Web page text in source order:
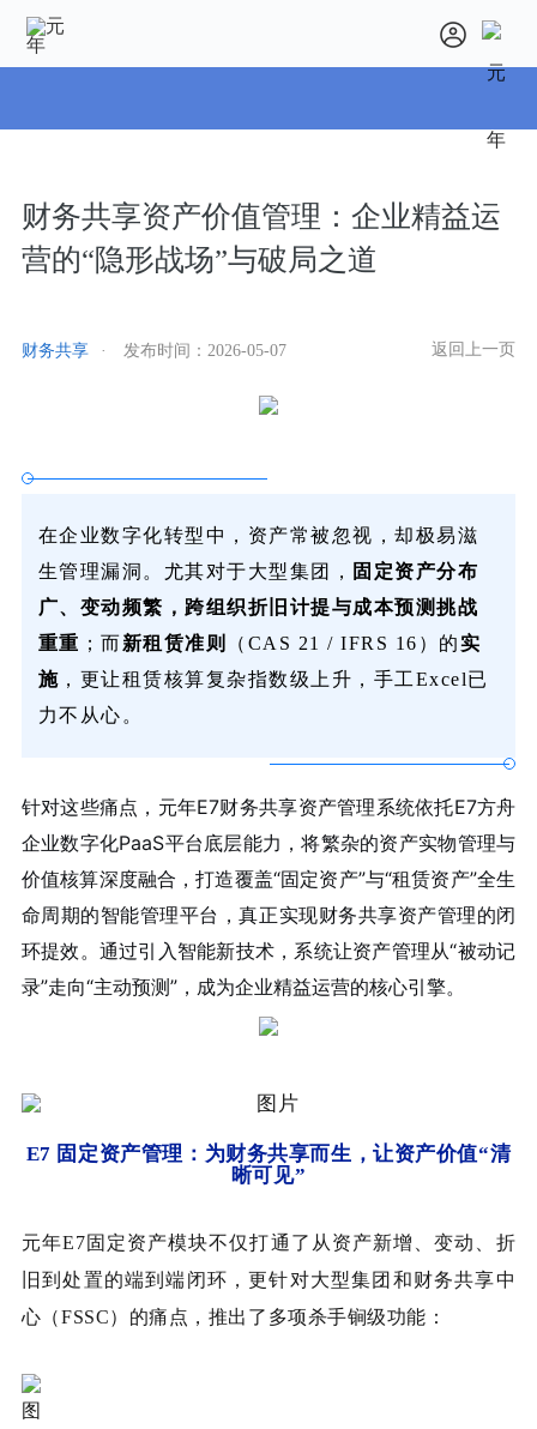
财务共享资产价值管理：企业精益运
营的“隐形战场”与破局之道
财务共享 · 发布时间： 2026-05-07 返回上一页
在企业数字化转型中，资产常被忽视，却极易滋
生管理漏洞。尤其对于大型集团，
固定资产分布
广、变动频繁，跨组织折旧计提与成本预测挑战
重重 ；而新租赁准则 （CAS 21 / IFRS 16）的实
施 ，更让租赁核算复杂指数级上升，手工Excel已
力不从心。
针对这些痛点，元年E7财务共享资产管理系统依托E7方舟
企业数字化PaaS平台底层能力，将繁杂的资产实物管理与
价值核算深度融合，打造覆盖“固定资产”与“租赁资产”全生
命周期的智能管理平台，真正实现财务共享资产管理的闭
环提效。通过引入智能新技术，系统让资产管理从“被动记
录”走向“主动预测”，成为企业精益运营的核心引擎。
E7 固定资产管理：为财务共享而生，让资产价值“清
晰可见”
元年E7固定资产模块不仅打通了从资产新增、变动、折
旧到处置的端到端闭环，更针对大型集团和财务共享中
心（FSSC）的痛点，推出了多项杀手锏级功能：